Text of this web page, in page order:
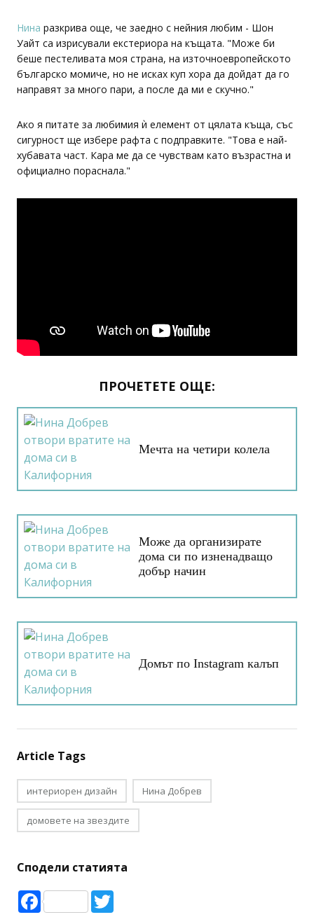
Нина разкрива още, че заедно с нейния любим - Шон
Уайт са изрисували екстериора на къщата. "Може би
беше пестеливата моя страна, на източноевропейското
българско момиче, но не исках куп хора да дойдат да го
направят за много пари, а после да ми е скучно."
Ако я питате за любимия ѝ елемент от цялата къща, със
сигурност ще избере рафта с подправките. "Това е най-
хубавата част. Кара ме да се чувствам като възрастна и
официално пораснала."
ПРОЧЕТЕТЕ ОЩЕ:
Мечта на четири колела
Може да организирате
дома си по изненадващо
добър начин
Домът по Instagram калъп
Article Tags
интериорен дизайн Нина Добрев
домовете на звездите
Сподели статията
Facebook